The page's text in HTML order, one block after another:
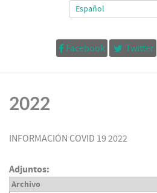
Facebook Twitter
2022
INFORMACIÓN COVID 19 2022
Adjuntos:
Archivo